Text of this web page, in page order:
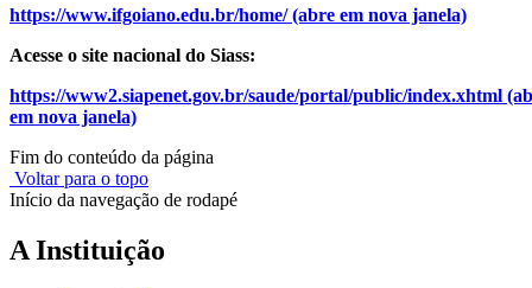
https://www.ifgoiano.edu.br/home/ (abre em nova janela)
Acesse o site nacional do Siass:
https://www2.siapenet.gov.br/saude/portal/public/index.xhtml
em nova janela)
Fim do conteúdo da página
Voltar para o topo
Início da navegação de rodapé
A Instituição